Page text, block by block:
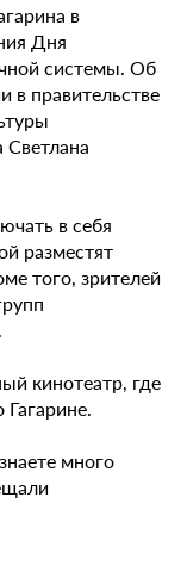
в
Дня
системы. Об
в правительстве
в себя
разместят
того, зрителей
кинотеатр, где
много